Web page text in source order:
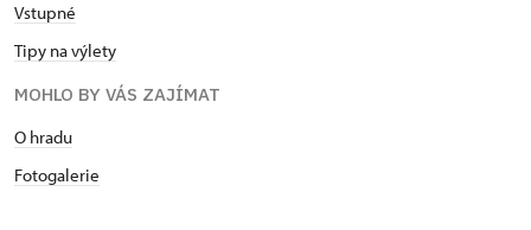
Vstupné
Tipy na výlety
MOHLO BY VÁS ZAJÍMAT
O hradu
Fotogalerie